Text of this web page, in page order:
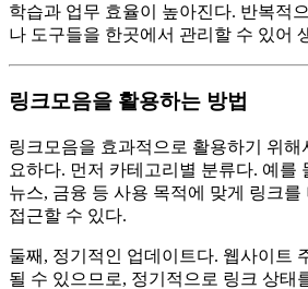
학습과 업무 효율이 높아진다. 반복적
나 도구들을 한곳에서 관리할 수 있어
링크모음을 활용하는 방법
링크모음을 효과적으로 활용하기 위해
요하다. 먼저 카테고리별 분류다. 예를
뉴스, 금융 등 사용 목적에 맞게 링크를
접근할 수 있다.
둘째, 정기적인 업데이트다. 웹사이트
될 수 있으므로, 정기적으로 링크 상태